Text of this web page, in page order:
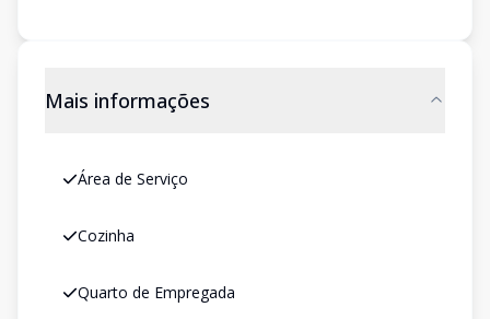
Mais informações
Área de Serviço
Cozinha
Quarto de Empregada